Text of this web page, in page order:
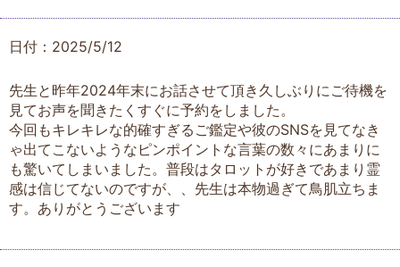
日付：2025/5/12
先生と昨年2024年末にお話させて頂き久しぶりにご待機を
見てお声を聞きたくすぐに予約をしました。
今回もキレキレな的確すぎるご鑑定や彼のSNSを見てなき
ゃ出てこないようなピンポイントな言葉の数々にあまりに
も驚いてしまいました。普段はタロットが好きであまり霊
感は信じてないのですが、、先生は本物過ぎて鳥肌立ちま
す。ありがとうございます